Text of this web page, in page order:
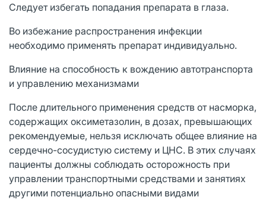
Следует избегать попадания препарата в глаза.
Во избежание распространения инфекции
необходимо применять препарат индивидуально.
Влияние на способность к вождению автотранспорта
и управлению механизмами
После длительного применения средств от насморка,
содержащих оксиметазолин, в дозах, превышающих
рекомендуемые, нельзя исключать общее влияние на
сердечно-сосудистую систему и ЦНС. В этих случаях
пациенты должны соблюдать осторожность при
управлении транспортными средствами и занятиях
другими потенциально опасными видами